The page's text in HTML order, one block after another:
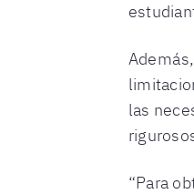
las
“Para